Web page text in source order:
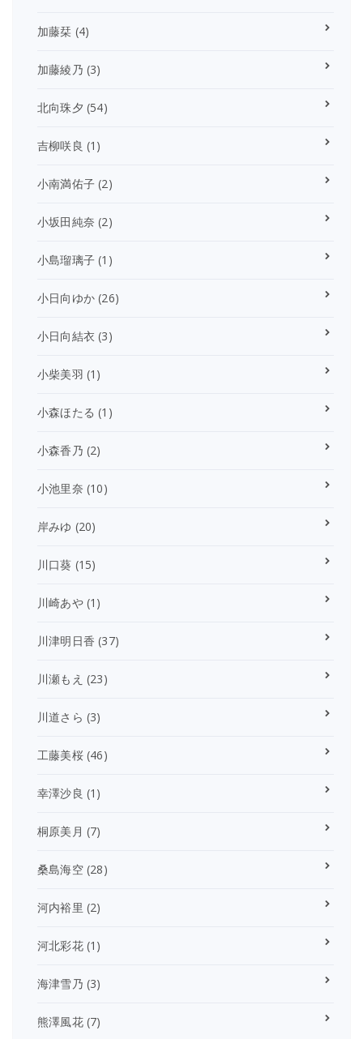
加藤栞 (4)
加藤綾乃 (3)
北向珠夕 (54)
吉柳咲良 (1)
小南満佑子 (2)
小坂田純奈 (2)
小島瑠璃子 (1)
小日向ゆか (26)
小日向結衣 (3)
小柴美羽 (1)
小森ほたる (1)
小森香乃 (2)
小池里奈 (10)
岸みゆ (20)
川口葵 (15)
川崎あや(1)
川津明日香 (37)
川瀬もえ (23)
川道さら (3)
工藤美桜(46)
幸澤沙良 (1)
桐原美月 (7)
桑島海空(28)
河内裕里 (2)
河北彩花(1)
海津雪乃 (3)
熊澤風花(7)